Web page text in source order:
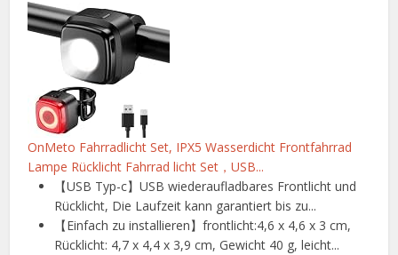
OnMeto Fahrradlicht Set, IPX5 Wasserdicht Frontfahrrad
Lampe Rücklicht Fahrrad licht Set，USB...
【USB Typ-c】USB wiederaufladbares Frontlicht und
Rücklicht, Die Laufzeit kann garantiert bis zu...
【Einfach zu installieren】frontlicht:4,6 x 4,6 x 3 cm,
Rücklicht: 4,7 x 4,4 x 3,9 cm, Gewicht 40 g, leicht...